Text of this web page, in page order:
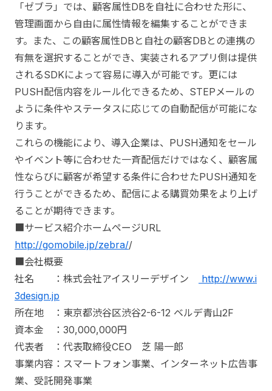
「ゼブラ」では、顧客属性DBを自社に合わせた形に、
管理画面から自由に属性情報を編集することができま
す。また、この顧客属性DBと自社の顧客DBとの連携の
有無を選択することができ、実装されるアプリ側は提供
されるSDKによって容易に導入が可能です。更には
PUSH配信内容をルール化できるため、STEPメールの
ように条件やステータスに応じての自動配信が可能にな
ります。
これらの機能により、導入企業は、PUSH通知をセール
やイベント等に合わせた一斉配信だけではなく、顧客属
性ならびに顧客が希望する条件に合わせたPUSH通知を
行うことができるため、配信による購買効果をより上げ
ることが期待できます。
■サービス紹介ホームページURL
http://gomobile.jp/zebra//
■会社概要
社名 ：株式会社アイスリーデザイン
http://www.i
3design.jp
所在地 ：東京都渋谷区渋谷2-6-12 ベルデ青山2F
資本金 ：30,000,000円
代表者 ：代表取締役CEO 芝 陽一郎
事業内容：スマートフォン事業、インターネット広告事
業、受託開発事業